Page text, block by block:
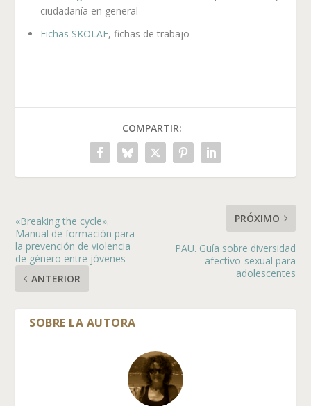
ciudadanía en general
Fichas SKOLAE, fichas de trabajo
COMPARTIR:
«Breaking the cycle».
Manual de formación para
la prevención de violencia
de género entre jóvenes
ANTERIOR
PRÓXIMO
PAU. Guía sobre diversidad
afectivo-sexual para
adolescentes